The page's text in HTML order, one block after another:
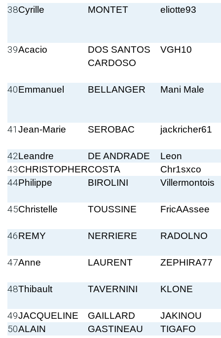
38Cyrille MONTET eliotte93
39Acacio
DOS SANTOS
CARDOSO
VGH10
40Emmanuel BELLANGER Mani Male
41 Jean-Marie SEROBAC jackricher61
42Leandre DE ANDRADE Leon
43CHRISTOPHERCOSTA Chr1sxco
44Philippe BIROLINI Villermontois
45Christelle TOUSSINE FricAAssee
46REMY NERRIERE RADOLNO
47Anne LAURENT ZEPHIRA77
48Thibault TAVERNINI KLONE
49JACQUELINE GAILLARD JAKINOU
50ALAIN GASTINEAU TIGAFO